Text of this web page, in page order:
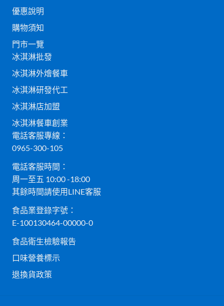
優惠說明
購物須知
門市一覽
冰淇淋批發
冰淇淋外燴餐車
冰淇淋研發代工
冰淇淋店加盟
冰淇淋餐車創業
電話客服專線：
0965-300-105
電話客服時間：
周一至五 10:00 -18:00
其餘時間請使用LINE客服
食品業登錄字號：
E-100130464-00000-0
食品衛生檢驗報告
口味營養標示
退換貨政策